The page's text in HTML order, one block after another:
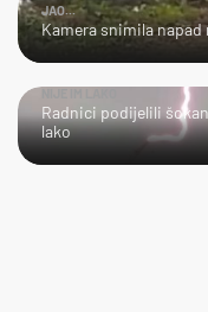
JAO...
Kamera snimila
Radnici podijelili
lako